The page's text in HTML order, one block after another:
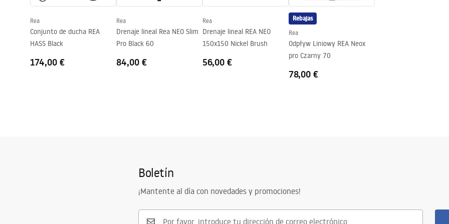
Revestimiento Easy Clean
Sí, en un lado del panel
Rea
Conjunto de ducha REA
HASS Black
174,00 €
Rea
Drenaje lineal Rea NEO Slim
Pro Black 60
84,00 €
Rea
Drenaje lineal REA NEO
150x150 Nickel Brush
56,00 €
Rebajas
Rea
Odpływ Liniowy REA Neox
pro Czarny 70
78,00 €
Boletín
¡Mantente al día con novedades y promociones!